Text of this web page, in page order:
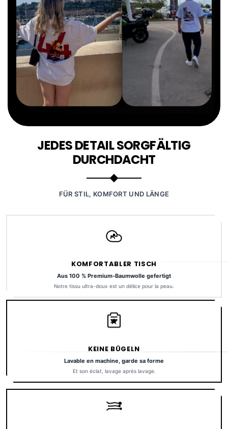
JEDES DETAIL SORGFÄLTIG
DURCHDACHT
FÜR STIL, KOMFORT UND LÄNGE
KOMFORTABLER TISCH
Aus 100 % Premium-Baumwolle gefertigt
Notre tissu ultra-doux est un délice pour la peau.
KEINE BÜGELN
Lavable en machine, garde sa forme
Et son éclat, lavage après lavage.